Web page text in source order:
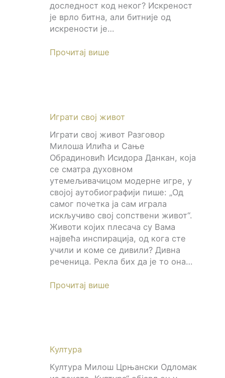
доследност код неког? Искреност
је врло битна, али битније од
искрености је…
Прочитај више
Играти свој живот
Играти свој живот Разговор
Милоша Илића и Сање
Обрадиновић Исидора Данкан, која
се сматра духовном
утемељивачицом модерне игре, у
својој аутобиографији пише: „Од
самог почетка ја сам играла
искључиво свој сопствени живот“.
Животи којих плесача су Вама
највећа инспирација, од кога сте
учили и коме се дивили? Дивна
реченица. Рекла бих да је то она…
Прочитај више
Култура
Култура Милош Црњански Одломак